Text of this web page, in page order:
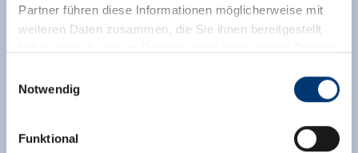
Partner führen diese Informationen möglicherweise mit
weiteren Daten zusammen, die Sie ihnen bereitgestellt
Rohr 23// A-6280 Zell am Ziller
Notwendig
Funktional